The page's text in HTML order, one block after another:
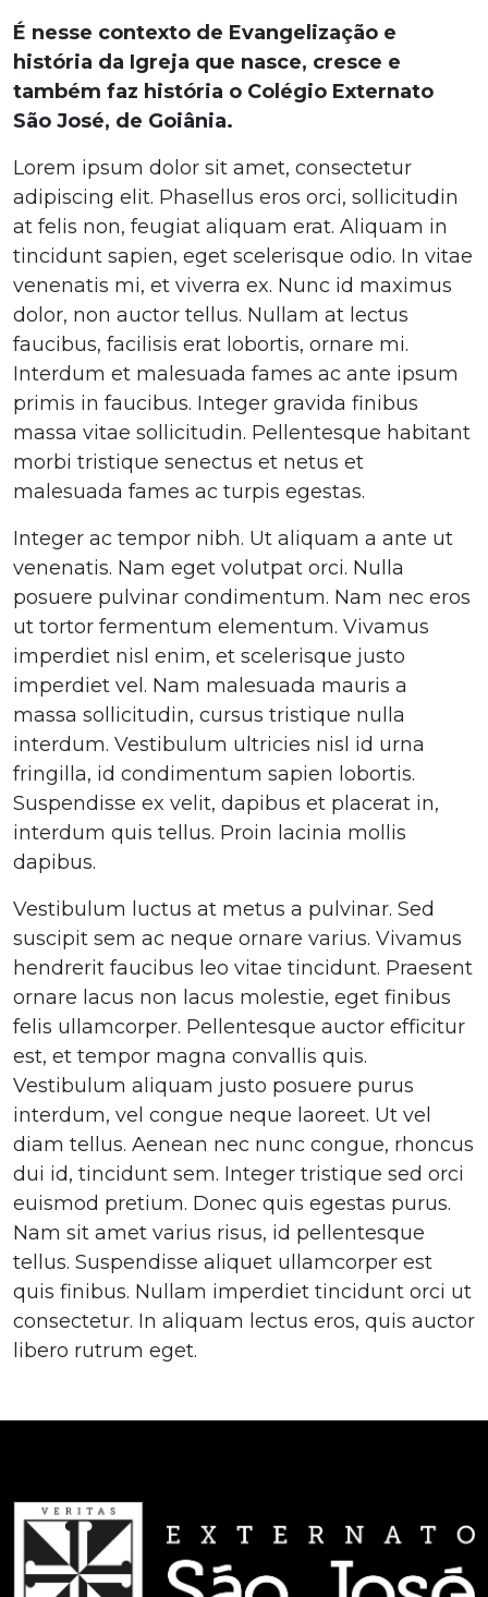
É nesse contexto de Evangelização e
história da Igreja que nasce, cresce e
também faz história o Colégio Externato
São José, de Goiânia.
Lorem ipsum dolor sit amet, consectetur
adipiscing elit. Phasellus eros orci, sollicitudin
at felis non, feugiat aliquam erat. Aliquam in
tincidunt sapien, eget scelerisque odio. In vitae
venenatis mi, et viverra ex. Nunc id maximus
dolor, non auctor tellus. Nullam at lectus
faucibus, facilisis erat lobortis, ornare mi.
Interdum et malesuada fames ac ante ipsum
primis in faucibus. Integer gravida finibus
massa vitae sollicitudin. Pellentesque habitant
morbi tristique senectus et netus et
malesuada fames ac turpis egestas.
Integer ac tempor nibh. Ut aliquam a ante ut
venenatis. Nam eget volutpat orci. Nulla
posuere pulvinar condimentum. Nam nec eros
ut tortor fermentum elementum. Vivamus
imperdiet nisl enim, et scelerisque justo
imperdiet vel. Nam malesuada mauris a
massa sollicitudin, cursus tristique nulla
interdum. Vestibulum ultricies nisl id urna
fringilla, id condimentum sapien lobortis.
Suspendisse ex velit, dapibus et placerat in,
interdum quis tellus. Proin lacinia mollis
dapibus.
Vestibulum luctus at metus a pulvinar. Sed
suscipit sem ac neque ornare varius. Vivamus
hendrerit faucibus leo vitae tincidunt. Praesent
ornare lacus non lacus molestie, eget finibus
felis ullamcorper. Pellentesque auctor efficitur
est, et tempor magna convallis quis.
Vestibulum aliquam justo posuere purus
interdum, vel congue neque laoreet. Ut vel
diam tellus. Aenean nec nunc congue, rhoncus
dui id, tincidunt sem. Integer tristique sed orci
euismod pretium. Donec quis egestas purus.
Nam sit amet varius risus, id pellentesque
tellus. Suspendisse aliquet ullamcorper est
quis finibus. Nullam imperdiet tincidunt orci ut
consectetur. In aliquam lectus eros, quis auctor
libero rutrum eget.